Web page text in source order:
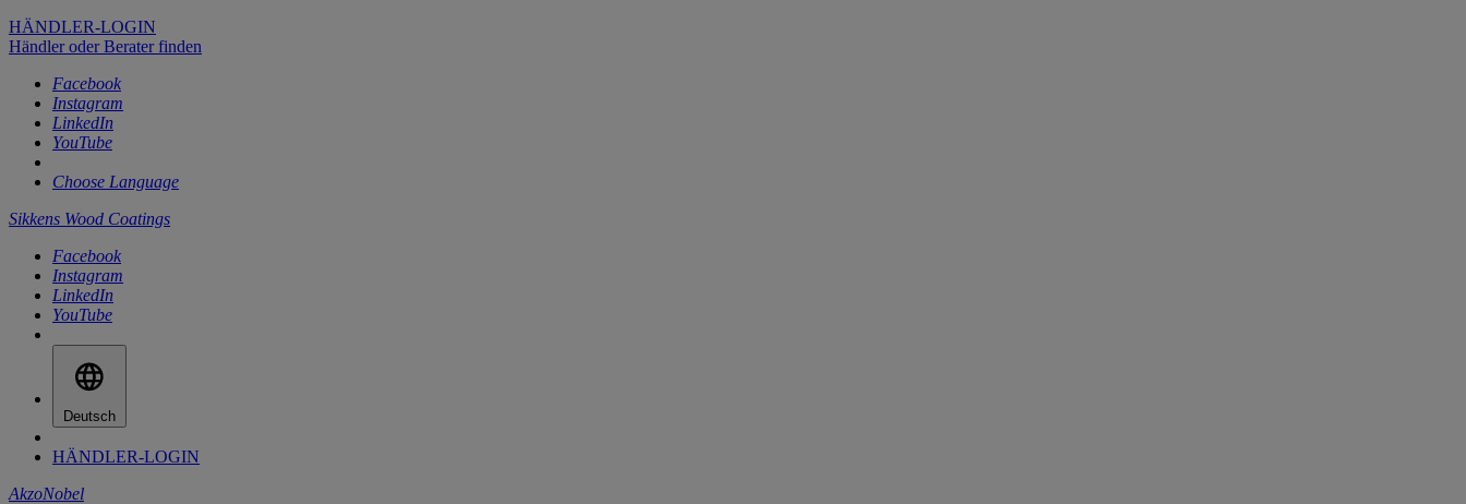
HÄNDLER-LOGIN
Händler oder Berater finden
Facebook
Instagram
LinkedIn
YouTube
Choose Language
Sikkens Wood Coatings
Facebook
Instagram
LinkedIn
YouTube
Deutsch
HÄNDLER-LOGIN
AkzoNobel